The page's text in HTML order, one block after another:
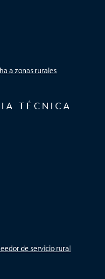
a zonas rurales
TÉCNICA
de servicio rural